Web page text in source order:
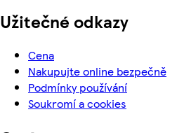
Užitečné odkazy
Cena
Nakupujte online bezpečně
Podmínky používání
Soukromí a cookies